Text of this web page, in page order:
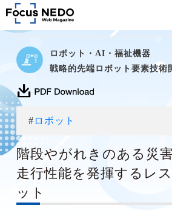
ロボット・AI・福祉機器
戦略的先端ロボット要素技術
# ロボット
階段やがれきのある災
走行性能を発揮するレ
ット